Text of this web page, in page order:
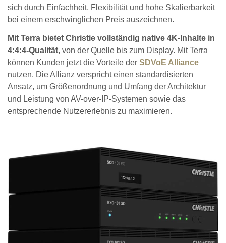
sich durch Einfachheit, Flexibilität und hohe Skalierbarkeit
bei einem erschwinglichen Preis auszeichnen.
Mit Terra bietet Christie vollständig native 4K-Inhalte in
4:4:4-Qualität, von der Quelle bis zum Display. Mit Terra
können Kunden jetzt die Vorteile der SDVoE Alliance
nutzen. Die Allianz verspricht einen standardisierten
Ansatz, um Größenordnung und Umfang der Architektur
und Leistung von AV-over-IP-Systemen sowie das
entsprechende Nutzererlebnis zu maximieren.